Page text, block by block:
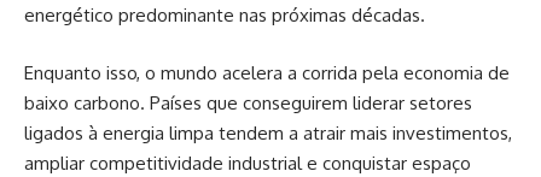
energético predominante nas próximas décadas.
Enquanto isso, o mundo acelera a corrida pela economia de
baixo carbono. Países que conseguirem liderar setores
ligados à energia limpa tendem a atrair mais investimentos,
ampliar competitividade industrial e conquistar espaço